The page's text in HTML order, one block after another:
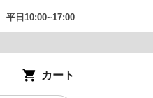
平日10:00~17:00
カート